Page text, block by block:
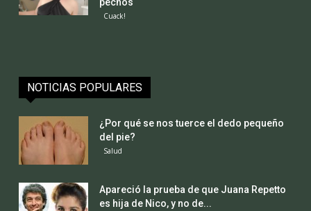
Cuack!
NOTICIAS POPULARES
¿Por qué se nos tuerce el dedo pequeño
del pie?
Salud
Apareció la prueba de que Juana Repetto
es hija de Nico, y no de...